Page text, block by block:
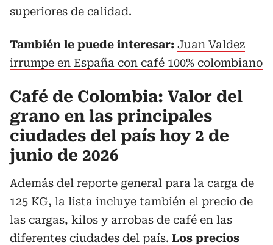
superiores de calidad.
También le puede interesar: Juan Valdez
irrumpe en España con café 100% colombiano
Café de Colombia: Valor del
grano en las principales
ciudades del país hoy 2 de
junio de 2026
Además del reporte general para la carga de
125 KG, la lista incluye también el precio de
las cargas, kilos y arrobas de café en las
diferentes ciudades del país. Los precios